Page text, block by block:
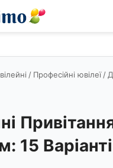
/ Професійні ювілеї /
15